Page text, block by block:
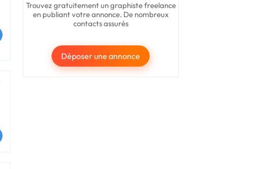
Trouvez gratuitement un graphiste freelance
en publiant votre annonce. De nombreux
contacts assurés
Déposer une annonce